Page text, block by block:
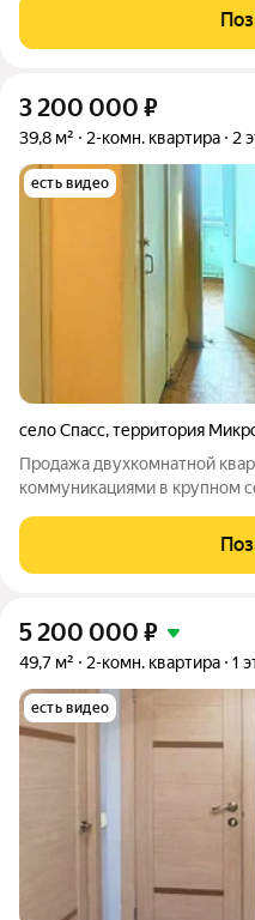
площадь 58.1 кв.м. Жилая
(10,7кв.м./10,7кв.м./14,3кв.м.).
3 200 000 ₽
39,8 м² 2-комн. квартира 2
есть видео
село Спасс,территория
Продажа двухкомнатной
коммуникациями в крупном
Московской области.
развитой инфраструктурой:
5 200 000 ₽
49,7 м² 2-комн. квартира 1
есть видео